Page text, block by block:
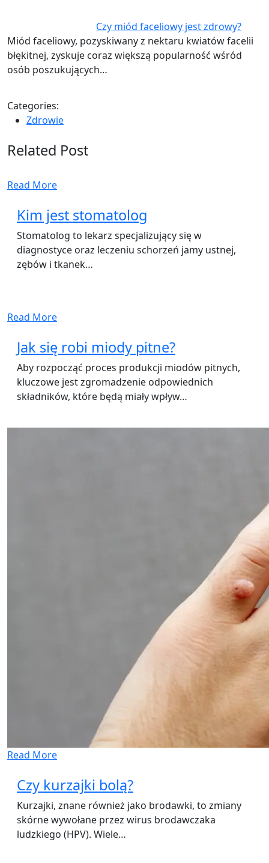
Czy miód faceliowy jest zdrowy?
Miód faceliowy, pozyskiwany z nektaru kwiatów facelii
błękitnej, zyskuje coraz większą popularność wśród
osób poszukujących…
Categories:
Zdrowie
Related Post
Read More
Kim jest stomatolog
Stomatolog to lekarz specjalizujący się w
diagnostyce oraz leczeniu schorzeń jamy ustnej,
zębów i tkanek…
Read More
Jak się robi miody pitne?
Aby rozpocząć proces produkcji miodów pitnych,
kluczowe jest zgromadzenie odpowiednich
składników, które będą miały wpływ…
Read More
Czy kurzajki bolą?
Kurzajki, znane również jako brodawki, to zmiany
skórne wywołane przez wirus brodawczaka
ludzkiego (HPV). Wiele…